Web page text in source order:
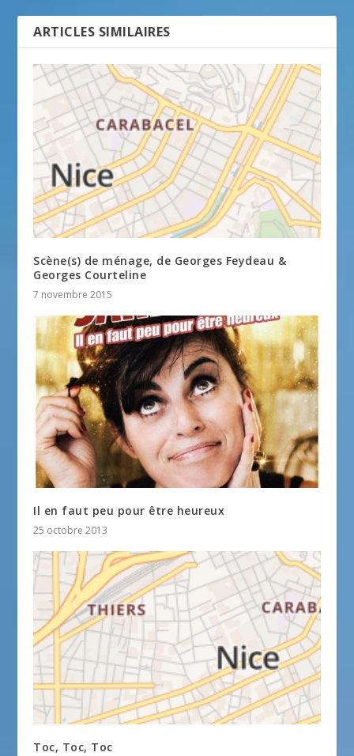
ARTICLES SIMILAIRES
Scène(s) de ménage, de Georges Feydeau &
Georges Courteline
7 novembre 2015
Il en faut peu pour être heureux
25 octobre 2013
Toc, Toc, Toc